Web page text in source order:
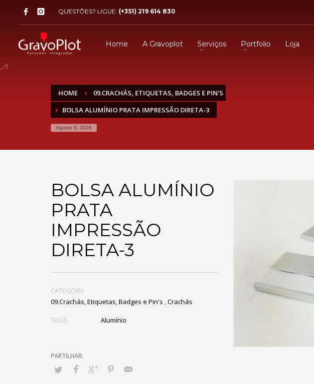
QUESTÕES? LIGUE: (+351) 219 614 830
Home A Gravoplot Serviços Portfolio Loja
HOME
09.CRACHÁS, ETIQUETAS, BADGES E PIN'S
BOLSA ALUMÍNIO PRATA IMPRESSÃO DIRETA-3
Agosto 8, 2026
BOLSA ALUMÍNIO
PRATA
IMPRESSÃO
DIRETA-3
CATEGORY
09.Crachás, Etiquetas, Badges e Pin's ,Crachás
TAGS Alumínio